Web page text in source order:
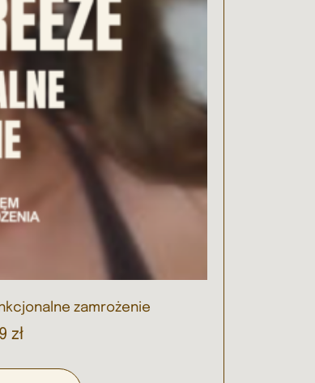
zamrożenie
zł